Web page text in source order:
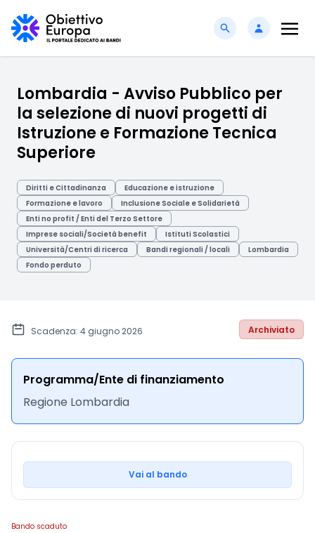
Lombardia - Avviso Pubblico per
la selezione di nuovi progetti di
Istruzione e Formazione Tecnica
Superiore
Diritti e Cittadinanza
Educazione e istruzione
Formazione e lavoro
Inclusione Sociale e Solidarietà
Enti no profit / Enti del Terzo Settore
Imprese sociali/Società benefit
Istituti Scolastici
Università/Centri di ricerca
Bandi regionali / locali
Lombardia
Fondo perduto
Scadenza: 4 giugno 2026 Archiviato
Programma/Ente di finanziamento
Regione Lombardia
Vai al bando
Bando scaduto